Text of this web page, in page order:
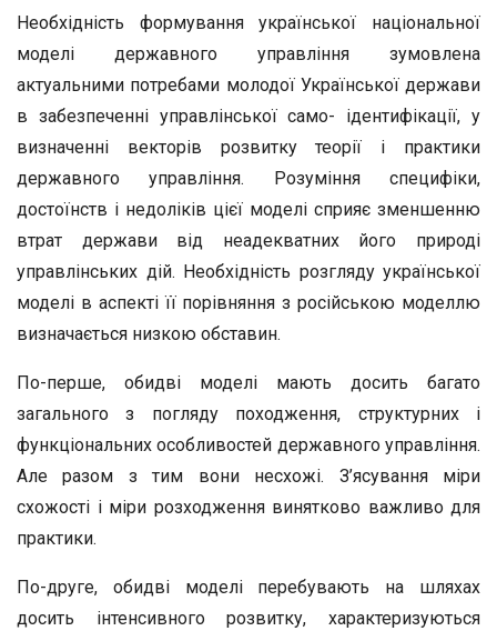
Необхідність формування української національної
моделі державного управління зумовлена
актуальними потребами молодої Української держави
в забезпеченні управлінської само- ідентифікації, у
визначенні векторів розвитку теорії і практики
державного управління. Розуміння специфіки,
достоїнств і недоліків цієї моделі сприяє зменшенню
втрат держави від неадекватних його природі
управлінських дій. Необхідність розгляду української
моделі в аспекті її порівняння з російською моделлю
визначається низкою обставин.
По-перше, обидві моделі мають досить багато
загального з погляду походження, структурних і
функціональних особливостей державного управління.
Але разом з тим вони несхожі. З’ясування міри
схожості і міри розходження винятково важливо для
практики.
По-друге, обидві моделі перебувають на шляхах
досить інтенсивного розвитку, характеризуються